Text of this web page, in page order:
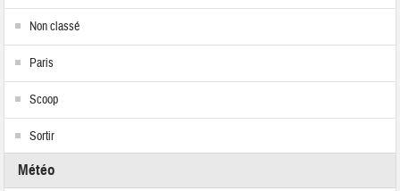
Non classé
Paris
Scoop
Sortir
Météo